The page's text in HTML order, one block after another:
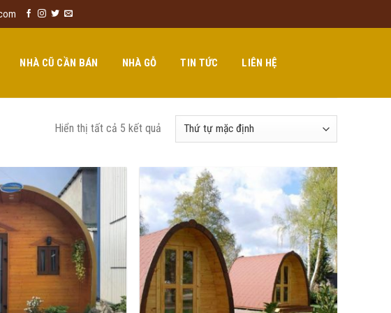
NHÀ CŨ CẦN BÁN NHÀ GỖ TIN TỨC LIÊN HỆ
Hiển thị tất cả 5 kết quả